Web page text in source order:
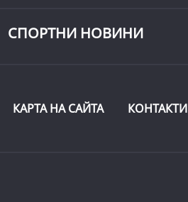
СПОРТНИ НОВИНИ
КАРТА НА САЙТА КОНТАКТИ